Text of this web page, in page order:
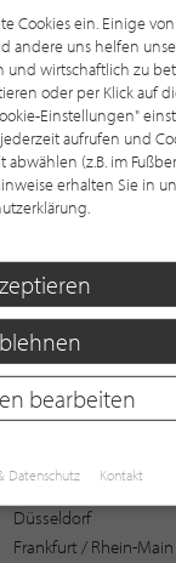
Düsseldorf
Frankfurt / Rhein-Main
Cookies ein. Einige
andere uns helfen
und wirtschaftlich zu
oder per Klick auf
Einstellungen"
aufrufen und
(z.B. im
erhalten Sie in
bearbeiten
Datenschutz Kontakt